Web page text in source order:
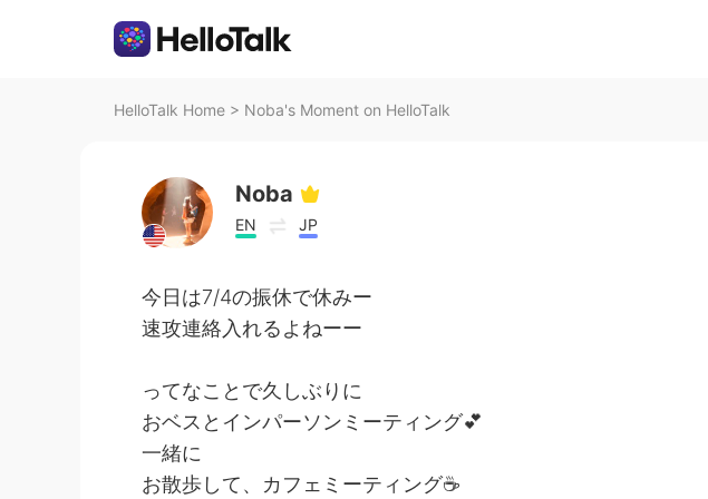
HelloTalk Home > Noba's Moment on HelloTalk
Noba
EN JP
今日は7/4の振休で休みー
速攻連絡入れるよねーー
ってなことで久しぶりに
おベスとインパーソンミーティング💕
一緒に
お散歩して、カフェミーティング☕️